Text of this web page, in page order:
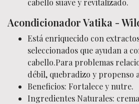
cabello suave y revitalizado.
Acondicionador Vatika -
Está enriquecido con
seleccionados que ayudan a
cabello.Para problemas
débil, quebradizo y propenso
Beneficios: Fortalece y nutre.
Ingredientes Naturales: